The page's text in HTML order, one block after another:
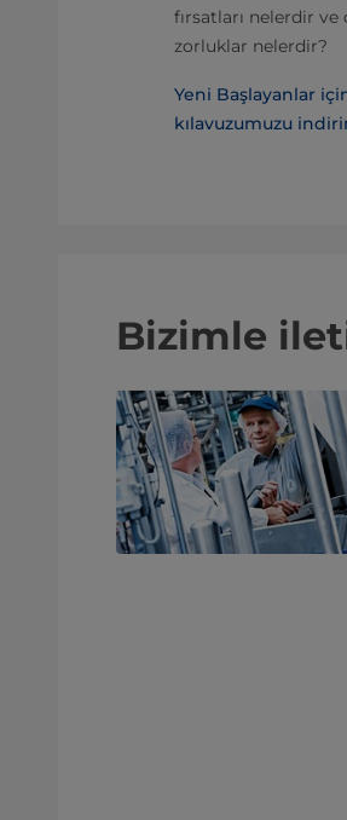
fırsatları nelerdir ve
zorluklar nelerdir?
Yeni Başlayanlar
kılavuzumuzu
Bizimle